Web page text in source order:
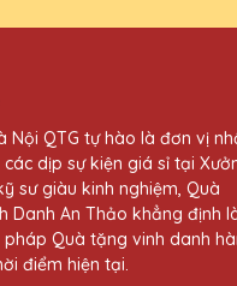
vời!
Văn Sơn
11/2025
hài lòng với sản phẩm và
người nhận.
Nội QTG tự hào là đơn vị
dịp sự kiện giá sỉ tại
sư giàu kinh nghiệm, Quà
Danh An Thảo khẳng định
Quà tặng vinh danh
điểm hiện tại.